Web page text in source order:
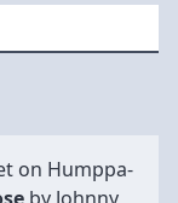
on Humppa-